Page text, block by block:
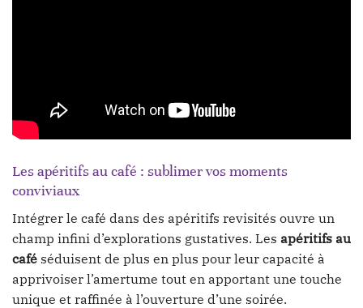
Les apéritifs au café : sublimer vos moments
conviviaux
Intégrer le café dans des apéritifs revisités ouvre un
champ infini d’explorations gustatives. Les apéritifs au
café séduisent de plus en plus pour leur capacité à
apprivoiser l’amertume tout en apportant une touche
unique et raffinée à l’ouverture d’une soirée.